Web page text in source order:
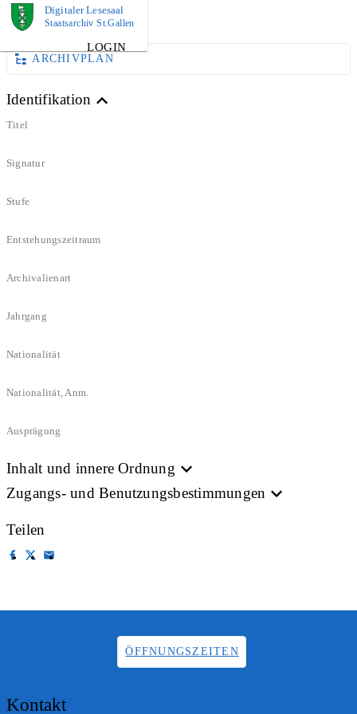
Digitaler Lesesaal
Staatsarchiv St.Gallen
LOGIN
DOKUMENT
ARCHIVPLAN
Identifikation
Titel
Signatur
Stufe
Entstehungszeitraum
Archivalienart
Jahrgang
Nationalität
Nationalität, Anm.
Ausprägung
Inhalt und innere Ordnung
Zugangs- und Benutzungsbestimmungen
Teilen
ÖFFNUNGSZEITEN
Kontakt